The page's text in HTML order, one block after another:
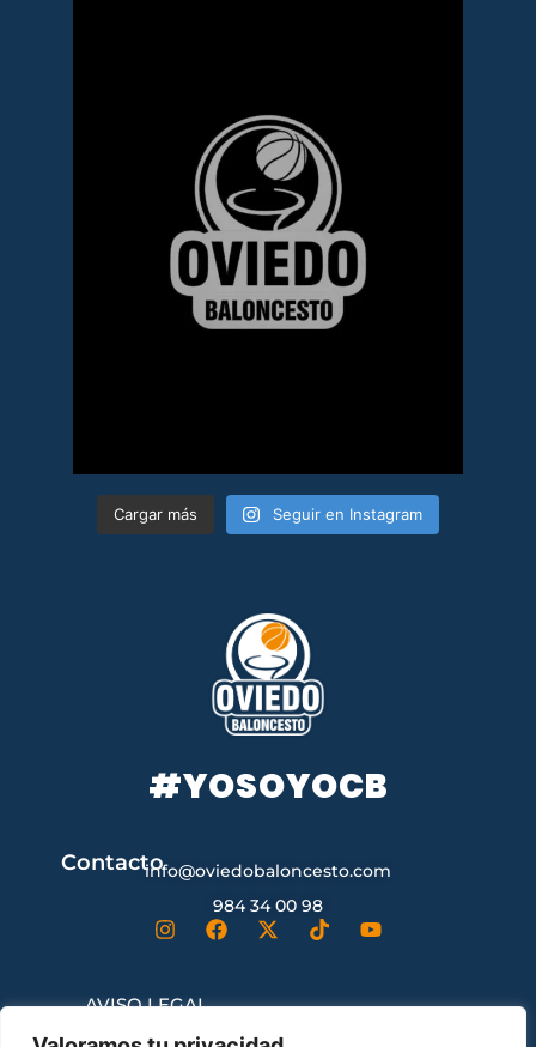
Cargar más Seguir en Instagram
#YOSOYOCB
Contactoinfo@oviedobaloncesto.com
984 34 00 98
AVISO LEGAL